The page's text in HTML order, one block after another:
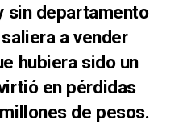
sin departamento
a vender
hubiera sido un
en pérdidas
de pesos.